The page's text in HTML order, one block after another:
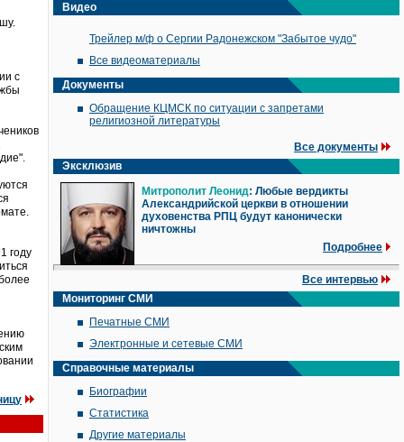
с
году
Видео
Трейлер м/ф о Сергии Радонежском "Забытое чудо"
Все видеоматериалы
Документы
Обращение КЦМСК по ситуации с запретами
религиозной литературы
Все документы
Эксклюзив
Митрополит Леонид: Любые вердикты
Александрийской церкви в отношении
духовенства РПЦ будут канонически
ничтожны
Подробнее
Все интервью
Мониторинг СМИ
Печатные СМИ
Электронные и сетевые СМИ
Справочные материалы
Биографии
Статистика
Другие материалы